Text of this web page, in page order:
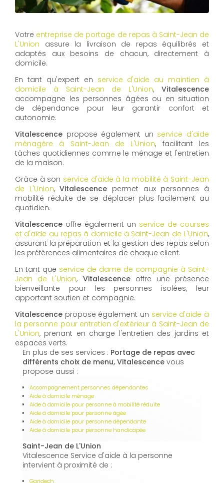
Votre entreprise de portage de repas à Saint-Jean de
L'Union assure la livraison de repas équilibrés et
adaptés aux besoins de chacun, directement à
domicile.
En tant qu'expert en service d'aide au maintien à
domicile à Saint-Jean de L'Union,Vitalescence
accompagne les personnes âgées ou en situation
de dépendance pour leur garantir confort et
autonomie.
Vitalescence propose également un service d'aide
ménagère à Saint-Jean de L'Union, facilitant les
tâches quotidiennes comme le ménage et l'entretien
de la maison.
Grâce à son service d'aide à la mobilité à Saint-Jean
de L'Union,Vitalescence permet aux personnes à
mobilité réduite de se déplacer plus facilement au
quotidien.
Vitalescence offre également un service de courses
et d'aide au repas à domicile à Saint-Jean de L'Union,
assurant la préparation et la gestion des repas selon
les préférences alimentaires de chaque client.
En tant que service de dame de compagnie à Saint-
Jean de L'Union, Vitalescenceoffre une présence
bienveillante pour les personnes isolées, leur
apportant soutien et compagnie.
Vitalescence propose également un service d'aide à
la personne pour entretien d'extérieur à Saint-Jean de
L'Union, prenant en charge l'entretien des jardins et
espaces verts.
En plus de ses services : Portage de repas avec
différents choix de menu, Vitalescence vous
propose aussi :
Accompagnement personnes dépendantes
Aide à domicile ménage
Aide à domicile pour personne à mobilité réduite
Aide à domicile pour personne âgée
Aide à domicile pour personne dépendante
Aide à domicile pour personne handicapée
Saint-Jean de L'Union
Vitalescence Service d'aide à la personne
intervient à proximité de :
Garidech